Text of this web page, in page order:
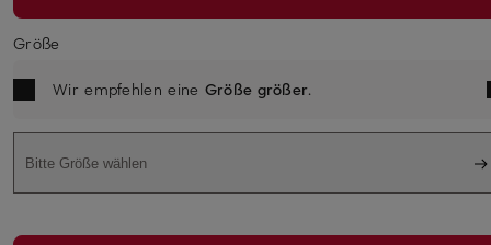
Größe
Wir empfehlen eine Größe größer.
Bitte Größe wählen